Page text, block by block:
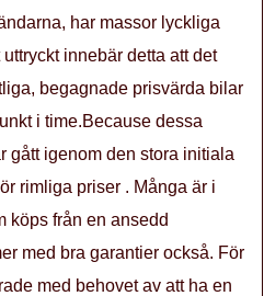
har massor lyckliga
innebär detta att det
begagnade prisvärda bilar
i time.Because dessa
gått igenom den stora initiala
rimliga priser . Många är i
köps från en ansedd
med bra garantier också. För
med behovet av att ha en